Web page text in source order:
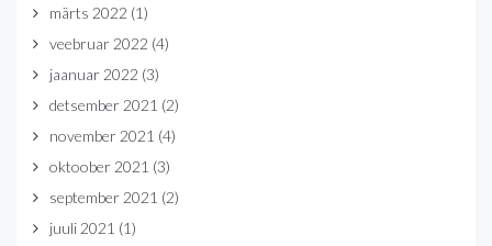
märts 2022 (1)
veebruar 2022 (4)
jaanuar 2022 (3)
detsember 2021 (2)
november 2021 (4)
oktoober 2021 (3)
september 2021 (2)
juuli 2021 (1)